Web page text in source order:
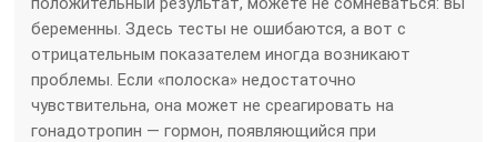
беременны. Здесь тесты не ошибаются, а вот с
отрицательным показателем иногда возникают
проблемы. Если «полоска» недостаточно
чувствительна, она может не среагировать на
гонадотропин — гормон, появляющийся при